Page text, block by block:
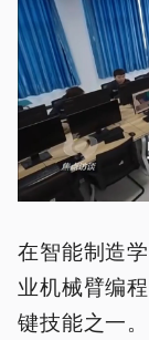
在智能制造
业机械臂编
键技能之一